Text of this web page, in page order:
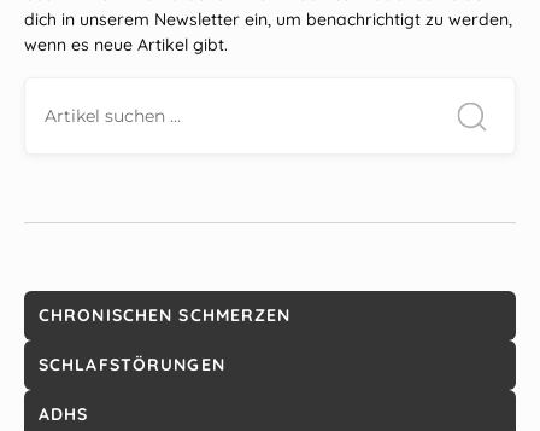
dich in unserem Newsletter ein, um benachrichtigt zu werden,
wenn es neue Artikel gibt.
CHRONISCHEN SCHMERZEN
SCHLAFSTÖRUNGEN
ADHS